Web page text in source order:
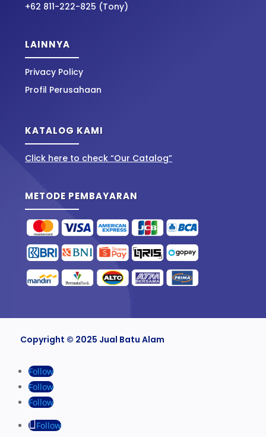
+62 811-222-825 (Tony)
LAINNYA
Privacy Policy
Profil Perusahaan
KATALOG KAMI
Click here to check “Our Catalog”
METODE PEMBAYARAN
Copyright © 2025 Jual Batu Alam
Follow
Follow
Follow
Follow